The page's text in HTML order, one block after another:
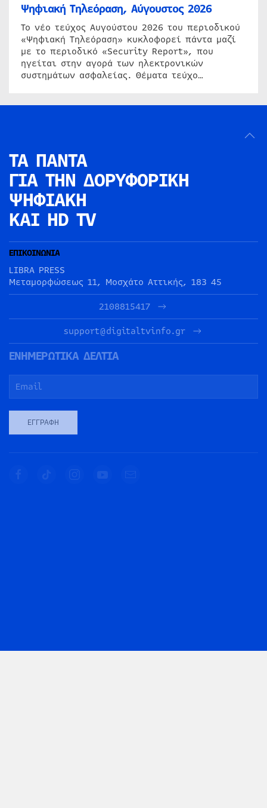
Ψηφιακή Τηλεόραση, Αύγουστος 2026
Το νέο τεύχος Αυγούστου 2026 του περιοδικού
«Ψηφιακή Τηλεόραση» κυκλοφορεί πάντα μαζί
με το περιοδικό «Security Report», που
ηγείται στην αγορά των ηλεκτρονικών
συστημάτων ασφαλείας. Θέματα τεύχο…
ΤΑ ΠΑΝΤΑ
ΓΙΑ ΤΗΝ ΔΟΡΥΦΟΡΙΚΗ
ΨΗΦΙΑΚΗ
ΚΑΙ HD TV
ΕΠΙΚΟΙΝΩΝΙΑ
LIBRA PRESS
Μεταμορφώσεως 11, Μοσχάτο Αττικής, 183 45
2108815417
support@digitaltvinfo.gr
ΕΝΗΜΕΡΩΤΙΚΑ ΔΕΛΤΙΑ
ΕΓΓΡΑΦΉ